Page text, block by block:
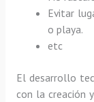
Evitar
o playa.
etc
El desarrollo
con la creación